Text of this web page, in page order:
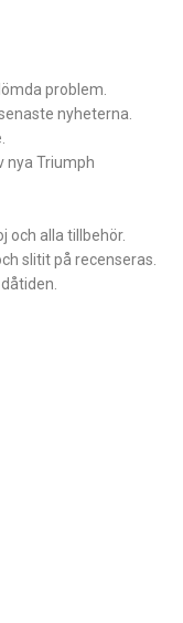
problem.
nyheterna.
nya Triumph
och alla tillbehör.
slitit på recenseras.